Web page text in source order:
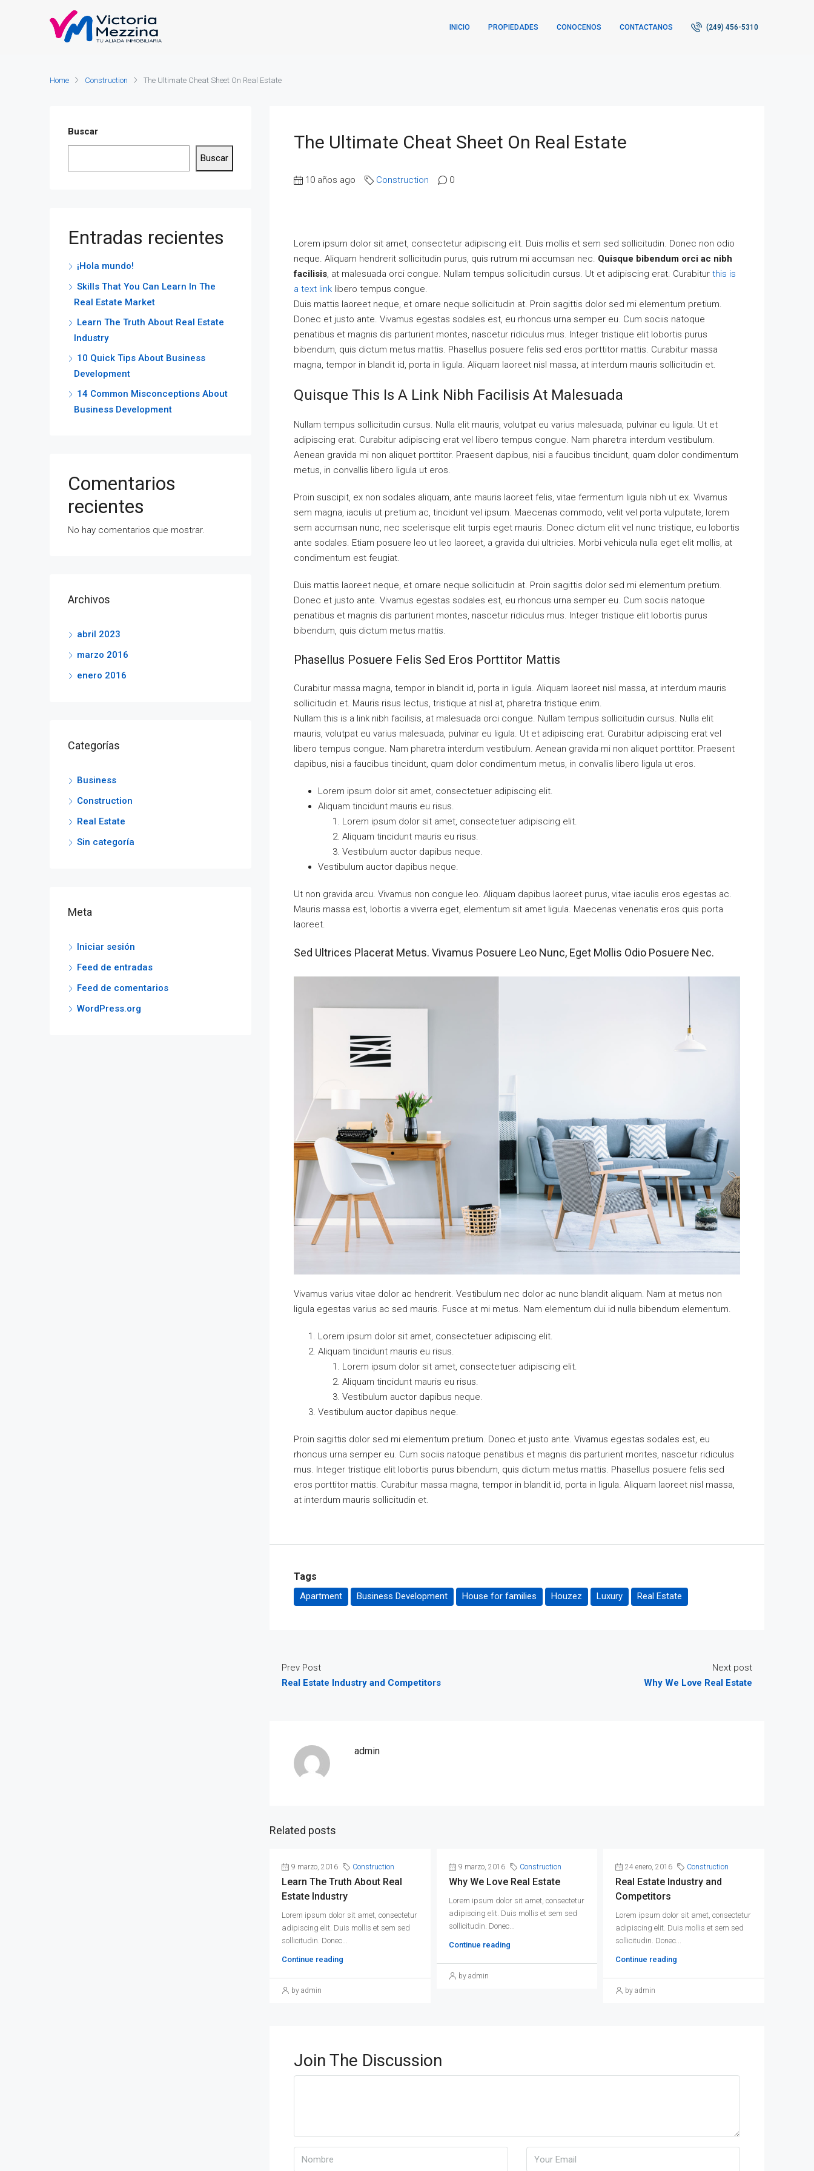
INICIO PROPIEDADES CONOCENOS CONTACTANOS (249) 456-5310
Home Construction The Ultimate Cheat Sheet On Real Estate
The Ultimate Cheat Sheet On Real Estate
10 años ago Construction 0
Lorem ipsum dolor sit amet, consectetur adipiscing elit. Duis mollis et sem sed sollicitudin. Donec non odio
neque. Aliquam hendrerit sollicitudin purus, quis rutrum mi accumsan nec. Quisque bibendum orci ac nibh
facilisis, at malesuada orci congue. Nullam tempus sollicitudin cursus. Ut et adipiscing erat. Curabitur this is
a text link libero tempus congue.
Duis mattis laoreet neque, et ornare neque sollicitudin at. Proin sagittis dolor sed mi elementum pretium.
Donec et justo ante. Vivamus egestas sodales est, eu rhoncus urna semper eu. Cum sociis natoque
penatibus et magnis dis parturient montes, nascetur ridiculus mus. Integer tristique elit lobortis purus
bibendum, quis dictum metus mattis. Phasellus posuere felis sed eros porttitor mattis. Curabitur massa
magna, tempor in blandit id, porta in ligula. Aliquam laoreet nisl massa, at interdum mauris sollicitudin et.
Quisque This Is A Link Nibh Facilisis At Malesuada
Nullam tempus sollicitudin cursus. Nulla elit mauris, volutpat eu varius malesuada, pulvinar eu ligula. Ut et
adipiscing erat. Curabitur adipiscing erat vel libero tempus congue. Nam pharetra interdum vestibulum.
Aenean gravida mi non aliquet porttitor. Praesent dapibus, nisi a faucibus tincidunt, quam dolor condimentum
metus, in convallis libero ligula ut eros.
Proin suscipit, ex non sodales aliquam, ante mauris laoreet felis, vitae fermentum ligula nibh ut ex. Vivamus
sem magna, iaculis ut pretium ac, tincidunt vel ipsum. Maecenas commodo, velit vel porta vulputate, lorem
sem accumsan nunc, nec scelerisque elit turpis eget mauris. Donec dictum elit vel nunc tristique, eu lobortis
ante sodales. Etiam posuere leo ut leo laoreet, a gravida dui ultricies. Morbi vehicula nulla eget elit mollis, at
condimentum est feugiat.
Duis mattis laoreet neque, et ornare neque sollicitudin at. Proin sagittis dolor sed mi elementum pretium.
Donec et justo ante. Vivamus egestas sodales est, eu rhoncus urna semper eu. Cum sociis natoque
penatibus et magnis dis parturient montes, nascetur ridiculus mus. Integer tristique elit lobortis purus
bibendum, quis dictum metus mattis.
Phasellus Posuere Felis Sed Eros Porttitor Mattis
Curabitur massa magna, tempor in blandit id, porta in ligula. Aliquam laoreet nisl massa, at interdum mauris
sollicitudin et. Mauris risus lectus, tristique at nisl at, pharetra tristique enim.
Nullam this is a link nibh facilisis, at malesuada orci congue. Nullam tempus sollicitudin cursus. Nulla elit
mauris, volutpat eu varius malesuada, pulvinar eu ligula. Ut et adipiscing erat. Curabitur adipiscing erat vel
libero tempus congue. Nam pharetra interdum vestibulum. Aenean gravida mi non aliquet porttitor. Praesent
dapibus, nisi a faucibus tincidunt, quam dolor condimentum metus, in convallis libero ligula ut eros.
Lorem ipsum dolor sit amet, consectetuer adipiscing elit.
Aliquam tincidunt mauris eu risus.
Lorem ipsum dolor sit amet, consectetuer adipiscing elit.
Aliquam tincidunt mauris eu risus.
Vestibulum auctor dapibus neque.
Vestibulum auctor dapibus neque.
Ut non gravida arcu. Vivamus non congue leo. Aliquam dapibus laoreet purus, vitae iaculis eros egestas ac.
Mauris massa est, lobortis a viverra eget, elementum sit amet ligula. Maecenas venenatis eros quis porta
laoreet.
Sed Ultrices Placerat Metus. Vivamus Posuere Leo Nunc, Eget Mollis Odio Posuere Nec.
Vivamus varius vitae dolor ac hendrerit. Vestibulum nec dolor ac nunc blandit aliquam. Nam at metus non
ligula egestas varius ac sed mauris. Fusce at mi metus. Nam elementum dui id nulla bibendum elementum.
Lorem ipsum dolor sit amet, consectetuer adipiscing elit.
Aliquam tincidunt mauris eu risus.
Lorem ipsum dolor sit amet, consectetuer adipiscing elit.
Aliquam tincidunt mauris eu risus.
Vestibulum auctor dapibus neque.
Vestibulum auctor dapibus neque.
Proin sagittis dolor sed mi elementum pretium. Donec et justo ante. Vivamus egestas sodales est, eu
rhoncus urna semper eu. Cum sociis natoque penatibus et magnis dis parturient montes, nascetur ridiculus
mus. Integer tristique elit lobortis purus bibendum, quis dictum metus mattis. Phasellus posuere felis sed
eros porttitor mattis. Curabitur massa magna, tempor in blandit id, porta in ligula. Aliquam laoreet nisl massa,
at interdum mauris sollicitudin et.
Tags
Apartment Business Development House for families Houzez Luxury Real Estate
Prev Post
Real Estate Industry and Competitors
Next post
Why We Love Real Estate
admin
Related posts
9 marzo, 2016 Construction
Learn The Truth About Real
Estate Industry
Lorem ipsum dolor sit amet, consectetur
adipiscing elit. Duis mollis et sem sed
sollicitudin. Donec...
Continue reading
by admin
9 marzo, 2016 Construction
Why We Love Real Estate
Lorem ipsum dolor sit amet, consectetur
adipiscing elit. Duis mollis et sem sed
sollicitudin. Donec...
Continue reading
by admin
24 enero, 2016 Construction
Real Estate Industry and
Competitors
Lorem ipsum dolor sit amet, consectetur
adipiscing elit. Duis mollis et sem sed
sollicitudin. Donec...
Continue reading
by admin
Join The Discussion
Buscar
Buscar
Entradas recientes
¡Hola mundo!
Skills That You Can Learn In The
Real Estate Market
Learn The Truth About Real Estate
Industry
10 Quick Tips About Business
Development
14 Common Misconceptions About
Business Development
Comentarios
recientes
No hay comentarios que mostrar.
Archivos
abril 2023
marzo 2016
enero 2016
Categorías
Business
Construction
Real Estate
Sin categoría
Meta
Iniciar sesión
Feed de entradas
Feed de comentarios
WordPress.org